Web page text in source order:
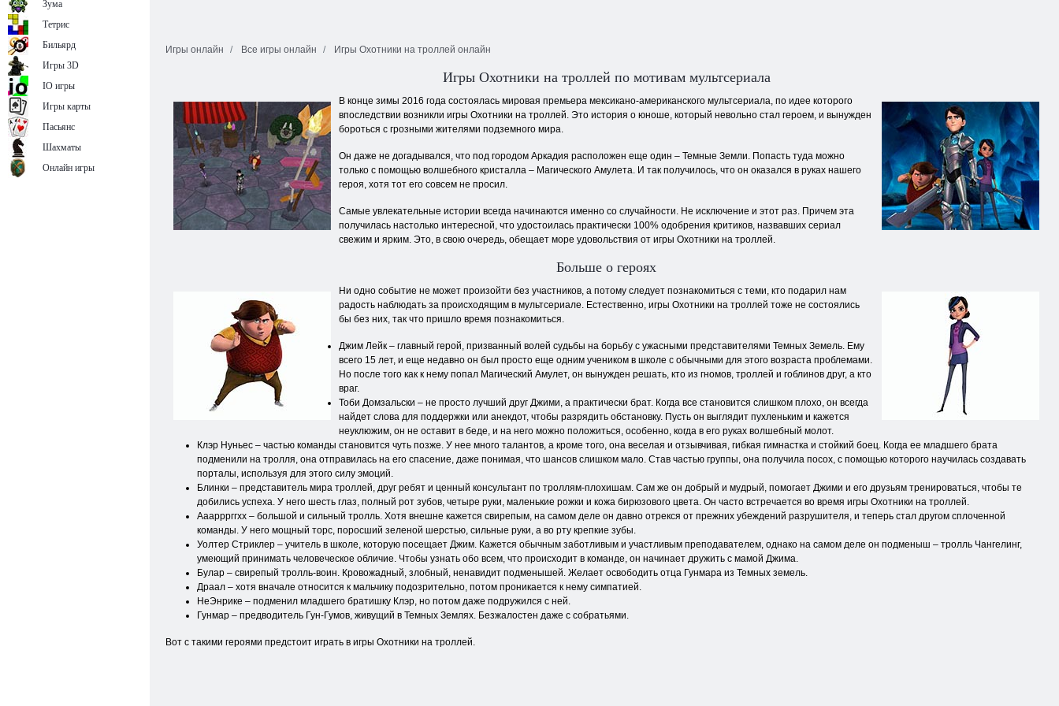
Игры онлайн Все игры онлайн Игры Охотники на троллей онлайн
Игры Охотники на троллей по мотивам мультсериала
В конце зимы 2016 года состоялась мировая премьера мексикано-американского мультсериала, по идее которого
впоследствии возникли игры Охотники на троллей. Это история о юноше, который невольно стал героем, и вынужден
бороться с грозными жителями подземного мира.
Он даже не догадывался, что под городом Аркадия расположен еще один – Темные Земли. Попасть туда можно
только с помощью волшебного кристалла – Магического Амулета. И так получилось, что он оказался в руках нашего
героя, хотя тот его совсем не просил.
Самые увлекательные истории всегда начинаются именно со случайности. Не исключение и этот раз. Причем эта
получилась настолько интересной, что удостоилась практически 100% одобрения критиков, назвавших сериал
свежим и ярким. Это, в свою очередь, обещает море удовольствия от игры Охотники на троллей.
Больше о героях
Ни одно событие не может произойти без участников, а потому следует познакомиться с теми, кто подарил нам
радость наблюдать за происходящим в мультсериале. Естественно, игры Охотники на троллей тоже не состоялись
бы без них, так что пришло время познакомиться.
Джим Лейк – главный герой, призванный волей судьбы на борьбу с ужасными представителями Темных Земель. Ему
всего 15 лет, и еще недавно он был просто еще одним учеником в школе с обычными для этого возраста проблемами.
Но после того как к нему попал Магический Амулет, он вынужден решать, кто из гномов, троллей и гоблинов друг, а кто
враг.
Тоби Домзальски – не просто лучший друг Джими, а практически брат. Когда все становится слишком плохо, он всегда
найдет слова для поддержки или анекдот, чтобы разрядить обстановку. Пусть он выглядит пухленьким и кажется
неуклюжим, он не оставит в беде, и на него можно положиться, особенно, когда в его руках волшебный молот.
Клэр Нуньес – частью команды становится чуть позже. У нее много талантов, а кроме того, она веселая и отзывчивая, гибкая гимнастка и стойкий боец. Когда ее младшего брата
подменили на тролля, она отправилась на его спасение, даже понимая, что шансов слишком мало. Став частью группы, она получила посох, с помощью которого научилась создавать
порталы, используя для этого силу эмоций.
Блинки – представитель мира троллей, друг ребят и ценный консультант по троллям-плохишам. Сам же он добрый и мудрый, помогает Джими и его друзьям тренироваться, чтобы те
добились успеха. У него шесть глаз, полный рот зубов, четыре руки, маленькие рожки и кожа бирюзового цвета. Он часто встречается во время игры Охотники на троллей.
Ааарррггхх – большой и сильный тролль. Хотя внешне кажется свирепым, на самом деле он давно отрекся от прежних убеждений разрушителя, и теперь стал другом сплоченной
команды. У него мощный торс, поросший зеленой шерстью, сильные руки, а во рту крепкие зубы.
Уолтер Стриклер – учитель в школе, которую посещает Джим. Кажется обычным заботливым и участливым преподавателем, однако на самом деле он подменыш – тролль Чангелинг,
умеющий принимать человеческое обличие. Чтобы узнать обо всем, что происходит в команде, он начинает дружить с мамой Джима.
Булар – свирепый тролль-воин. Кровожадный, злобный, ненавидит подменышей. Желает освободить отца Гунмара из Темных земель.
Драал – хотя вначале относится к мальчику подозрительно, потом проникается к нему симпатией.
НеЭнрике – подменил младшего братишку Клэр, но потом даже подружился с ней.
Гунмар – предводитель Гун-Гумов, живущий в Темных Землях. Безжалостен даже с собратьями.
Вот с такими героями предстоит играть в игры Охотники на троллей.
Зума
Тетрис
Бильярд
Игры 3D
IO игры
Игры карты
Пасьянс
Шахматы
Онлайн игры